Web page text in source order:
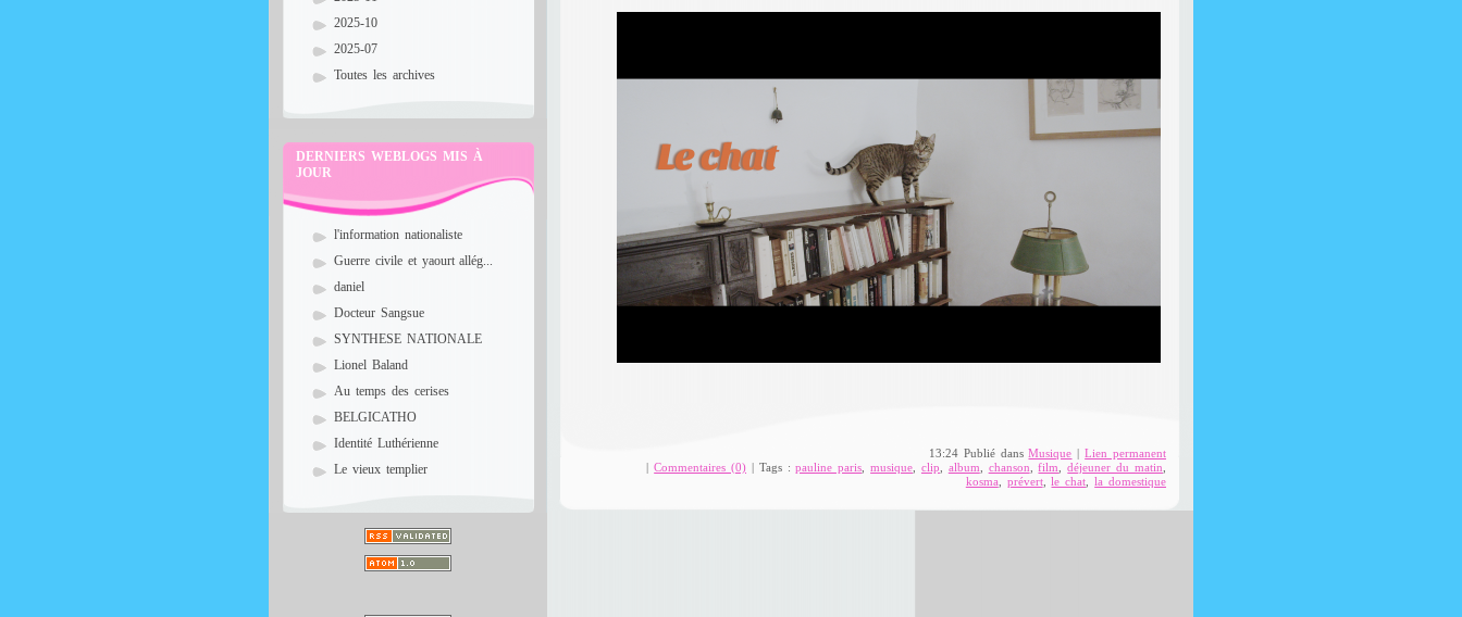
2025-10
2025-07
Toutes les archives
DERNIERS WEBLOGS MIS À
JOUR
l'information nationaliste
Guerre civile et yaourt allég...
daniel
Docteur Sangsue
SYNTHESE NATIONALE
Lionel Baland
Au temps des cerises
BELGICATHO
Identité Luthérienne
Le vieux templier
13:24 Publié dansMusique |Lien permanent
|Commentaires (0) | Tags :pauline paris,musique, clip, album, chanson,film,déjeuner du matin,
kosma, prévert,le chat,la domestique